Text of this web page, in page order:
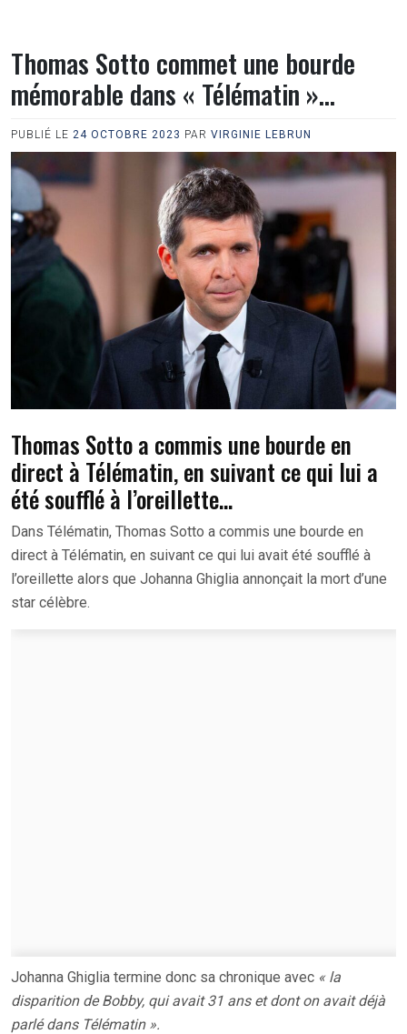
Thomas Sotto commet une bourde
mémorable dans « Télématin »…
PUBLIÉ LE 24 OCTOBRE 2023 PAR VIRGINIE LEBRUN
Thomas Sotto a commis une bourde en
direct à Télématin, en suivant ce qui lui a
été soufflé à l’oreillette…
Dans Télématin, Thomas Sotto a commis une bourde en
direct à Télématin, en suivant ce qui lui avait été soufflé à
l’oreillette alors que Johanna Ghiglia annonçait la mort d’une
star célèbre.
Johanna Ghiglia termine donc sa chronique avec « la
disparition de Bobby, qui avait 31 ans et dont on avait déjà
parlé dans Télématin ».